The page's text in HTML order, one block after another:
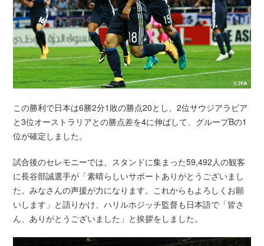
この勝利で日本は6勝2分1敗の勝点20とし、2位サウジアラビア
と3位オーストラリアとの勝点差を4に伸ばして、グループBの1
位が確定しました。
試合後のセレモニーでは、スタンドに集まった59,492人の観客
に長谷部誠選手が「素晴らしいサポートありがとうございまし
た。みなさんの声援が力になります。これからもよろしくお願
いします」と語りかけ、ハリルホジッチ監督も日本語で「皆さ
ん、ありがとうございました」と挨拶をしました。